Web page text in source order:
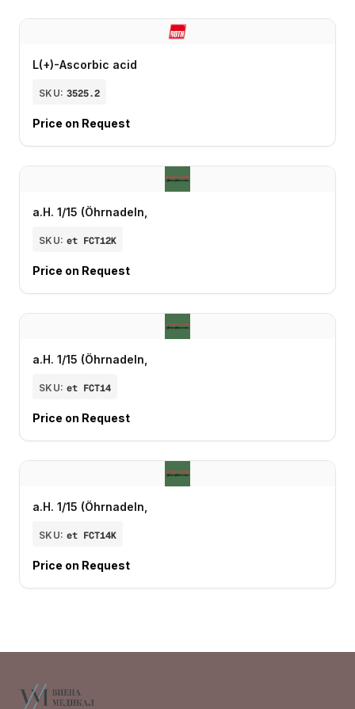
L(+)-Ascorbic acid
SKU: 3525.2
Price on Request
a.H. 1/15 (Öhrnadeln,
SKU: et FCT12K
Price on Request
a.H. 1/15 (Öhrnadeln,
SKU: et FCT14
Price on Request
a.H. 1/15 (Öhrnadeln,
SKU: et FCT14K
Price on Request